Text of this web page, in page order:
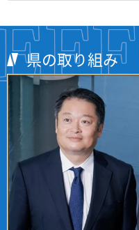
県の取り組み